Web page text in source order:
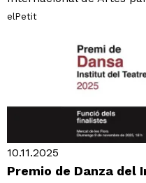
elPetit
10.11.2025
Premio de Danza